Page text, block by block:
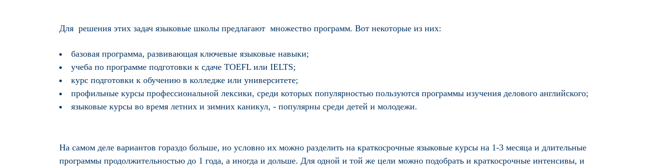
Для решения этих задач языковые школы предлагают множество программ. Вот некоторые из них:
базовая программа, развивающая ключевые языковые навыки;
учеба по программе подготовки к сдаче TOEFL или IELTS;
курс подготовки к обучению в колледже или университете;
профильные курсы профессиональной лексики, среди которых популярностью пользуются программы изучения делового английского;
языковые курсы во время летних и зимних каникул, - популярны среди детей и молодежи.
На самом деле вариантов гораздо больше, но условно их можно разделить на краткосрочные языковые курсы на 1-3 месяца и длительные
программы продолжительностью до 1 года, а иногда и дольше. Для одной и той же цели можно подобрать и краткосрочные интенсивы, и